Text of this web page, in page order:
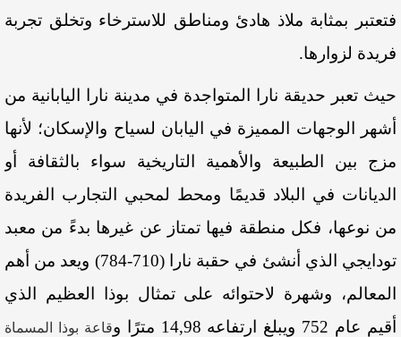
فتعتبر بمثابة ملاذ هادئ ومناطق للاسترخاء وتخلق تجربة
فريدة لزوارها.
حيث تعبر حديقة نارا المتواجدة في مدينة نارا اليابانية من
أشهر
الوجهات المميزة في اليابان لسياح والإسكان؛ لأنها
مزج
بين الطبيعة والأهمية التاريخية سواء بالثقافة
أو
الديانات في البلاد قديمًا ومحط لمحبي التجارب
الفريدة
من نوعها، فكل منطقة فيها تمتاز عن غيرها بدءً من معبد
تودايجي
الذي أنشئ في حقبة نارا (
710-784
) ويعد من أهم
المعالم، وشهرة لاحتوائه على تمثال بوذا العظيم
الذي
أقيم عام ويبلغ ارتفاعه مترًا وقاعة بوذا
المسماة